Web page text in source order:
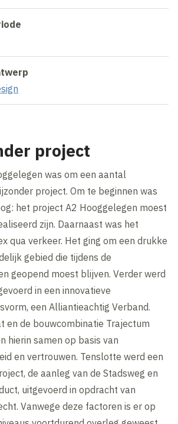
project
was om een aantal
project. Om te beginnen was
het project A2 Hooggelegen moest
zijn. Daarnaast was het
qua verkeer. Het ging om een drukke
gebied die tijdens de
geopend moest blijven. Verder werd
in een innovatieve
een Alliantieachtig Verband.
en de bouwcombinatie Trajectum
hierin samen op basis van
en vertrouwen. Tenslotte werd een
de aanleg van de Stadsweg en
uitgevoerd in opdracht van
Vanwege deze factoren is er op